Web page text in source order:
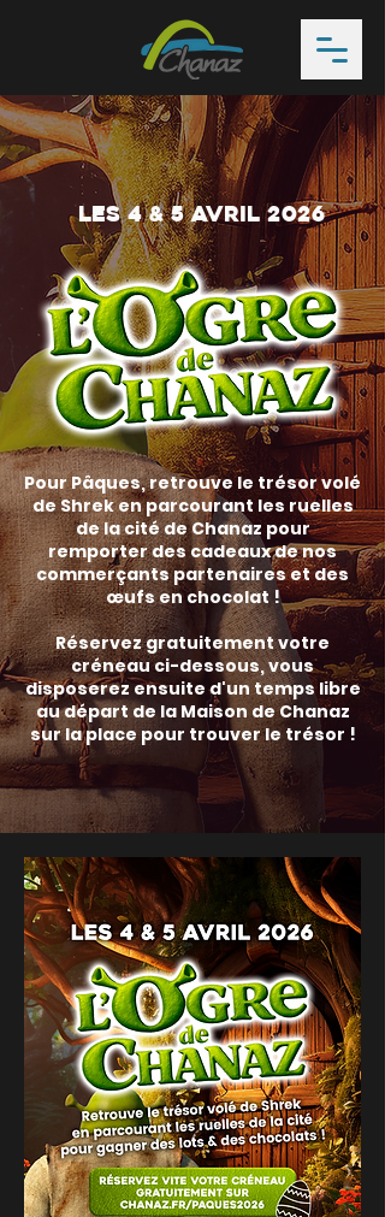
Les 4 & 5 avril 2026
Pour Pâques, retrouve le trésor volé
de Shrek en parcourant les ruelles
de la cité de Chanaz pour
remporter des cadeaux de nos
commerçants partenaires et des
œufs en chocolat !
Réservez gratuitement votre
créneau ci-dessous, vous
disposerez ensuite d'un temps libre
au départ de la Maison de Chanaz
sur la place pour trouver le trésor !